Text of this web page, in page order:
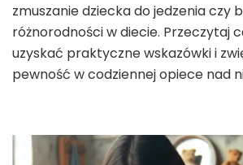
zmuszanie dziecka do jedzenia czy
różnorodności w diecie. Przeczytaj
uzyskać praktyczne wskazówki i
pewność w codziennej opiece nad